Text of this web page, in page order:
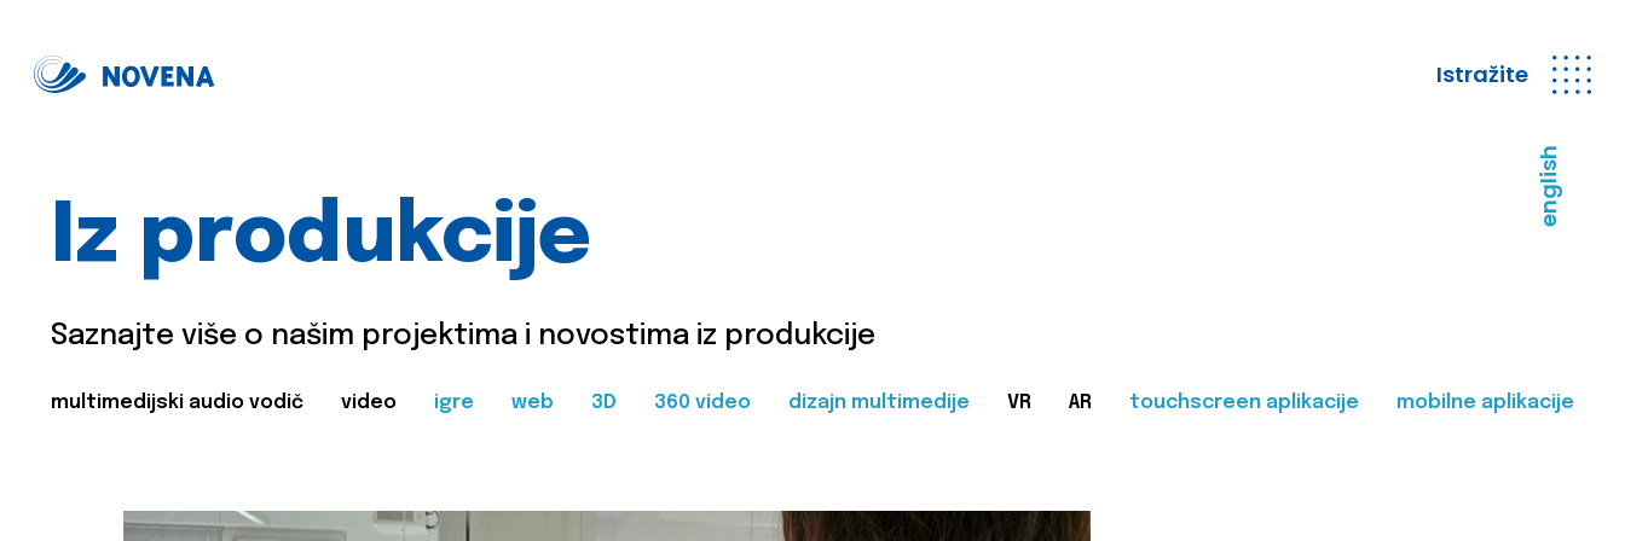
Istražite
english
Iz produkcije
Saznajte više o našim projektima i novostima iz produkcije
multimedijski audio vodič video igre web 3D 360 video dizajn multimedije VR AR touchscreen aplikacije mobilne aplikacije